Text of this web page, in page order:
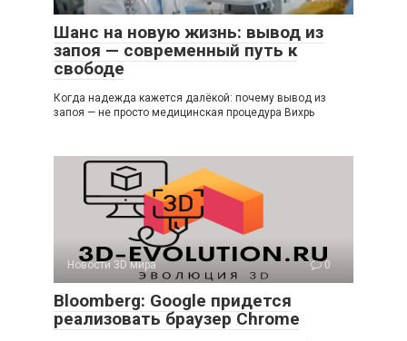
Шанс на новую жизнь: вывод из
запоя — современный путь к
свободе
Когда надежда кажется далёкой: почему вывод из
запоя — не просто медицинская процедура Вихрь
Новости 3D мира 0
Bloomberg: Google придется
реализовать браузер Chrome